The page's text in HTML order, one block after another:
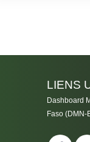
LIENS
Dashboard
Faso (DMN-